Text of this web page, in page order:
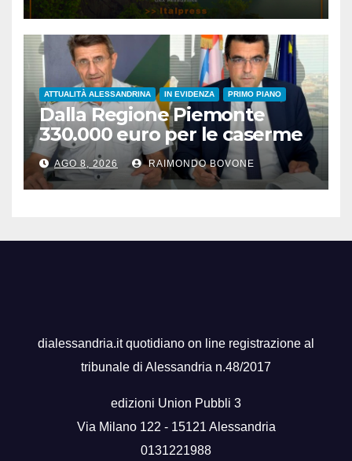
ATTUALITÀ ALESSANDRINA IN EVIDENZA PRIMO PIANO
Dalla Regione Piemonte
330.000 euro per le caserme
della Guardia di Finanza
AGO 8, 2026 RAIMONDO BOVONE
dialessandria.it quotidiano on line registrazione al
tribunale di Alessandria n.48/2017
edizioni Union Pubbli 3
Via Milano 122 - 15121 Alessandria
0131221988